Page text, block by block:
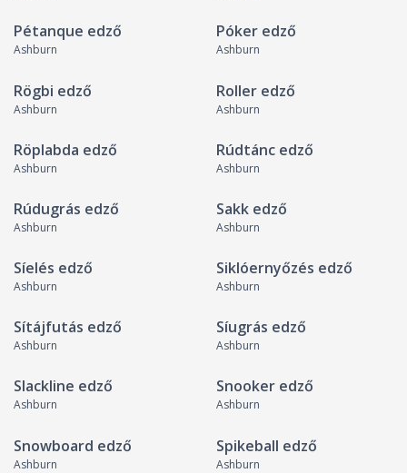
Pétanque edző
Ashburn
Póker edző
Ashburn
Rögbi edző
Ashburn
Roller edző
Ashburn
Röplabda edző
Ashburn
Rúdtánc edző
Ashburn
Rúdugrás edző
Ashburn
Sakk edző
Ashburn
Síelés edző
Ashburn
Siklóernyőzés edző
Ashburn
Sítájfutás edző
Ashburn
Síugrás edző
Ashburn
Slackline edző
Ashburn
Snooker edző
Ashburn
Snowboard edző
Ashburn
Spikeball edző
Ashburn